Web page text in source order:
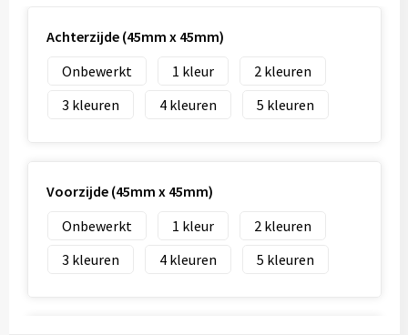
Achterzijde (45mm x 45mm)
Onbewerkt
1
2
3
4 5
Voorzijde (45mm x 45mm)
Onbewerkt
1
2
3
4 5